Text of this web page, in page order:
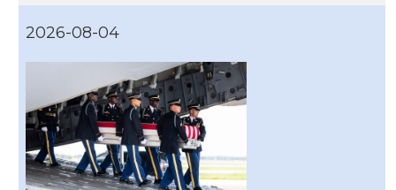
2026-08-04